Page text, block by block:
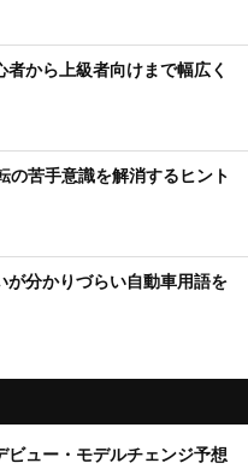
者から上級者向けまで幅広く
の苦手意識を解消するヒント
が分かりづらい自動車用語を
ビュー・モデルチェンジ予想